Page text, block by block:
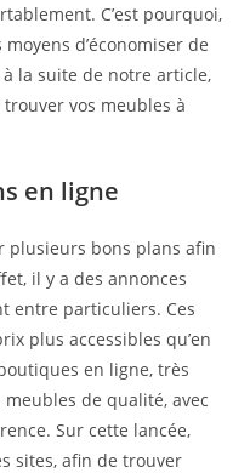
C’est pourquoi,
d’économiser de
à la suite de notre article,
vos meubles à
en ligne
plusieurs bons plans afin
il y a des annonces
entre particuliers. Ces
plus accessibles qu’en
en ligne, très
de qualité, avec
Sur cette lancée,
sites, afin de trouver